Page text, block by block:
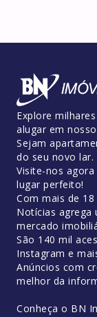
Explore
alugar em
Sejam
do seu novo lar.
Visite-nos
lugar perfeito!
Com mais de
Notícias agrega
mercado
São 140 mil
Instagram e
Anúncios com
melhor da
Conheça o BN